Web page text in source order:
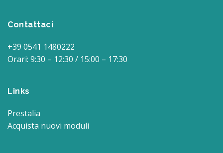
Contattaci
+39 0541 1480222
Orari: 9:30 – 12:30 / 15:00 – 17:30
Links
Prestalia
Acquista nuovi moduli